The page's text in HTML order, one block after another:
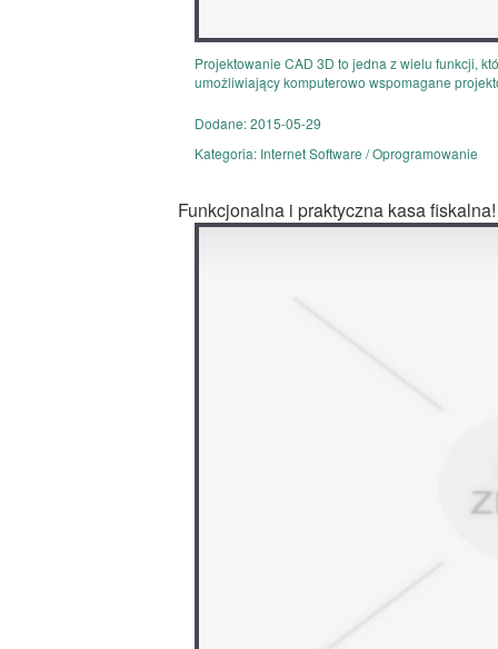
Projektowanie CAD 3D to jedna z wielu funkcji,
umożliwiający komputerowo wspomagane
Dodane: 2015-05-29
Kategoria: Internet Software / Oprogramowanie
Funkcjonalna i praktyczna kasa fiskalna!